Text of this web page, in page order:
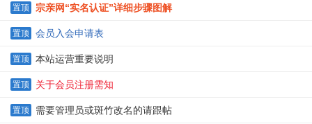
置顶 宗亲网“实名认证”详细步骤图解
置顶 会员入会申请表
置顶 本站运营重要说明
置顶 关于会员注册需知
置顶 需要管理员或斑竹改名的请跟帖